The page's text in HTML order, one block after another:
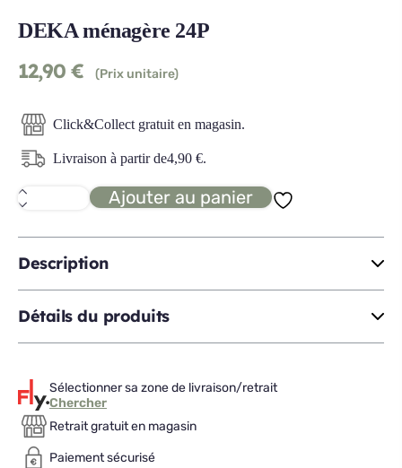
DEKA ménagère 24P
12,90 € (Prix unitaire)
Click&Collect gratuit en magasin.
Livraison à partir de4,90 €.
quantité
de
ménagère
24P
Ajouter au panier
Description
Détails du produits
Sélectionner sa zone de livraison/retrait
Chercher
Retrait gratuit en magasin
Paiement sécurisé